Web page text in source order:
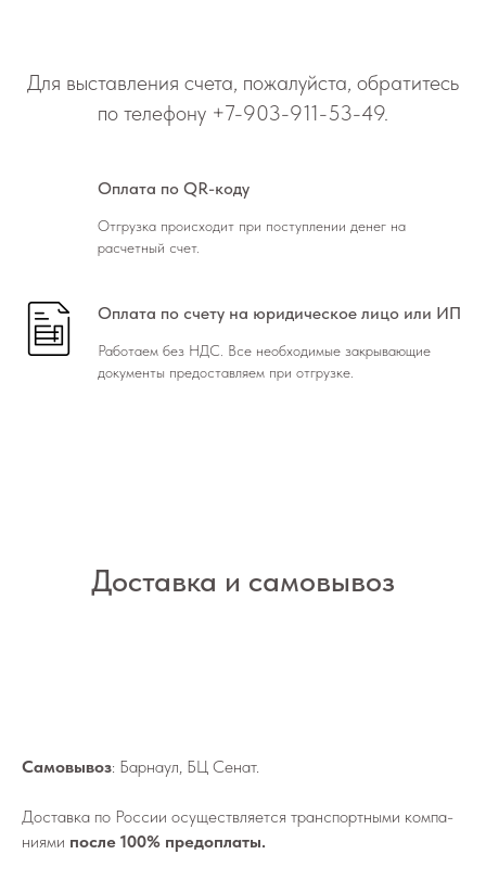
Для выставления счета, пожалуйста, обратитесь
по телефону +7-903-911-53-49.
Оплата по QR-коду
Отгрузка происходит при поступлении денег на
расчетный счет.
Оплата по счету на юридическое лицо или ИП
Работаем без НДС. Все необходимые закрывающие
документы предоставляем при отгрузке.
Доставка и самовывоз
Самовывоз: Барнаул, БЦ Сенат.
До­став­ка по России осу­ществ­ля­ет­ся транс­порт­ны­ми ком­па­
ни­я­ми после 100% предоплаты.